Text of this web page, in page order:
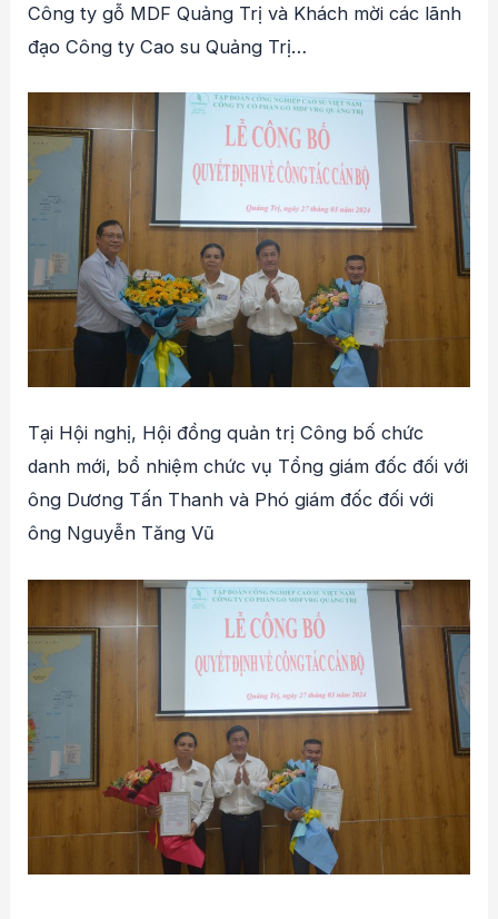
Công ty gỗ MDF Quảng Trị và Khách mời các lãnh
đạo Công ty Cao su Quảng Trị…
Tại Hội nghị, Hội đồng quản trị Công bố chức
danh mới, bổ nhiệm chức vụ Tổng giám đốc đối với
ông Dương Tấn Thanh và Phó giám đốc đối với
ông Nguyễn Tăng Vũ